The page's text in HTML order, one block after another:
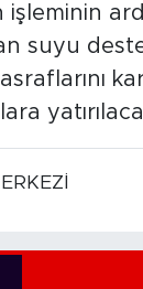
işleminin
suyu